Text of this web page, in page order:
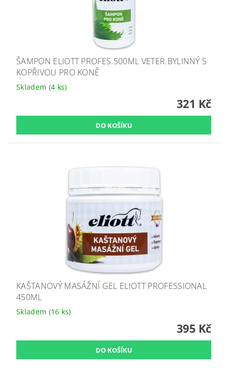
ŠAMPON ELIOTT PROFES.500ML VETER.BYLINNÝ S
KOPŘIVOU PRO KONĚ
Skladem (4 ks)
321 Kč
KAŠTANOVÝ MASÁŽNÍ GEL ELIOTT PROFESSIONAL
450ML
Skladem (16 ks)
395 Kč